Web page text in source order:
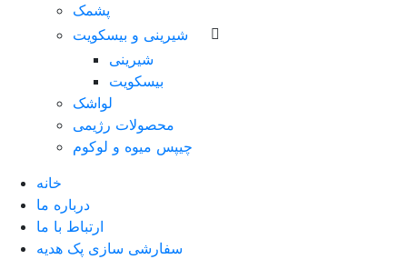
پشمک
شیرینی و بیسکویت
شیرینی
بیسکویت
لواشک
محصولات رژیمی
چیپس میوه و لوکوم
خانه
درباره ما
ارتباط با ما
سفارشی سازی پک هدیه